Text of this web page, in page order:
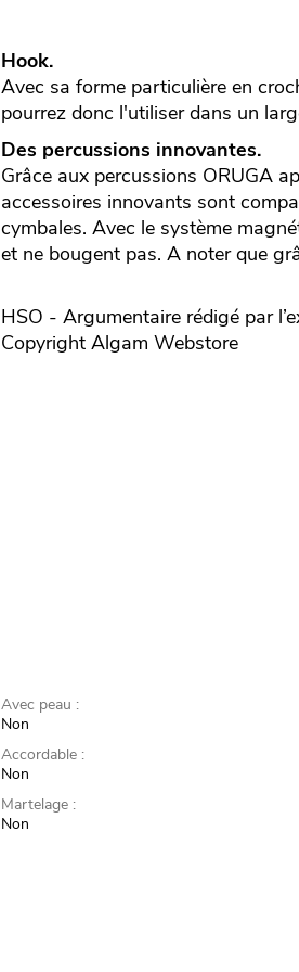
Hook.
Avec sa forme particulière en
pourrez donc l'utiliser dans un
Des percussions innovantes.
Grâce aux percussions ORUGA
accessoires innovants sont
cymbales. Avec le système
et ne bougent pas. A noter que
HSO - Argumentaire rédigé par
Copyright Algam Webstore
Avec peau :
Non
Accordable :
Non
Martelage :
Non